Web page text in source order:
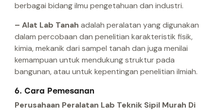
berbagai bidang ilmu pengetahuan dan industri.
– Alat Lab Tanah adalah peralatan yang digunakan
dalam percobaan dan penelitian karakteristik fisik,
kimia, mekanik dari sampel tanah dan juga menilai
kemampuan untuk mendukung struktur pada
bangunan, atau untuk kepentingan penelitian ilmiah.
6. Cara Pemesanan
Perusahaan Peralatan Lab Teknik Sipil Murah Di